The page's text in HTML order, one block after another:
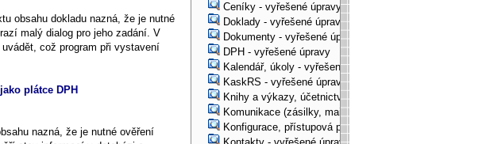
Ceníky - vyřešené úpravy
Doklady - vyřešené úpravy
Dokumenty - vyřešené úpravy
DPH - vyřešené úpravy
Kalendář, úkoly - vyřešené úpravy
KaskRS - vyřešené úpravy
Knihy a výkazy, účetnictví - vyřešené úpravy
Komunikace (zásilky, mail-systém, ...) - vyřešené úpravy
Konfigurace, přístupová práva, ... - vyřešené úpravy
obsahu dokladu nazná, že je nutné
malý dialog pro jeho zadání. V
což program při vystavení
plátce DPH
nazná, že je nutné ověření